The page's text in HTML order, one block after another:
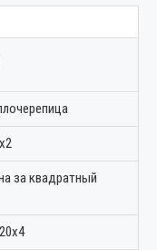
за квадратный